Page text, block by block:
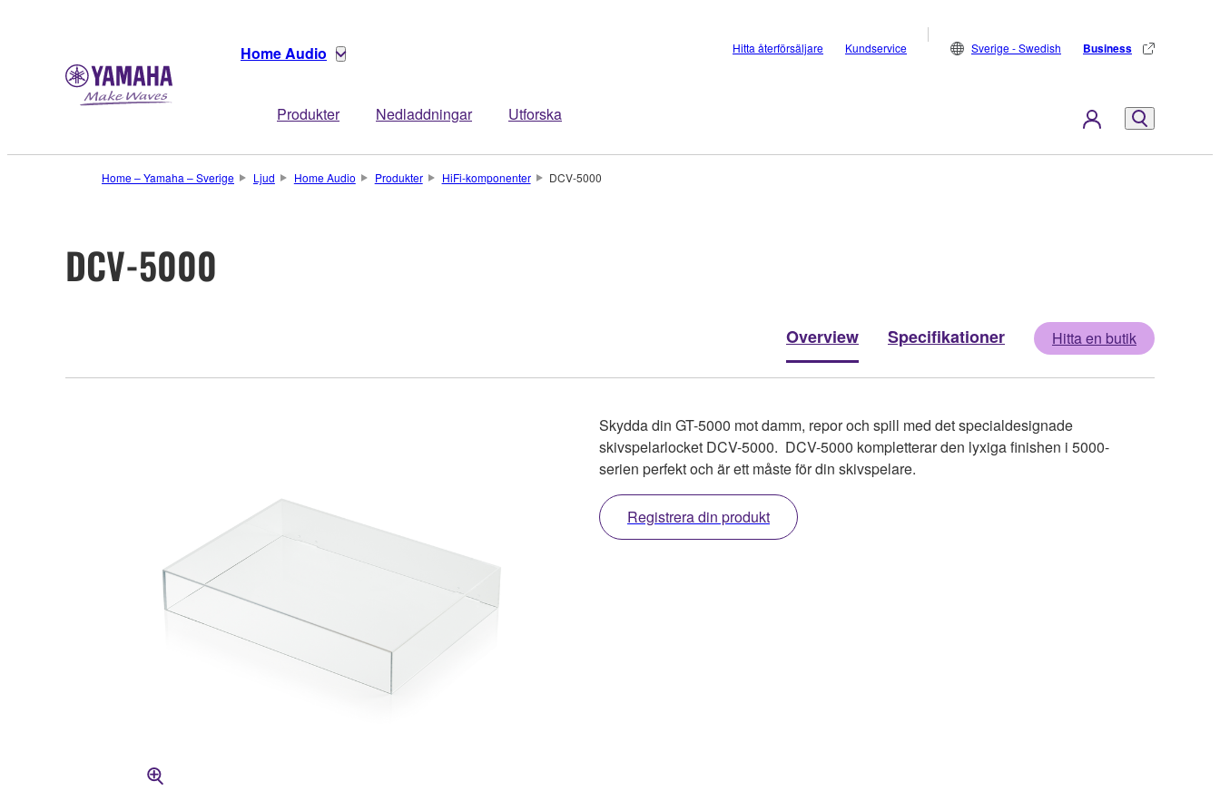
Home Audio
Produkter Nedladdningar Utforska
Hitta återförsäljare Kundservice Sverige - Swedish Business
Home – Yamaha – Sverige Ljud Home Audio Produkter HiFi-komponenter DCV-5000
DCV-5000
Overview Specifikationer Hitta en butik
Skydda din GT-5000 mot damm, repor och spill med det specialdesignade
skivspelarlocket DCV-5000. DCV-5000 kompletterar den lyxiga finishen i 5000-
serien perfekt och är ett måste för din skivspelare.
Registrera din produkt